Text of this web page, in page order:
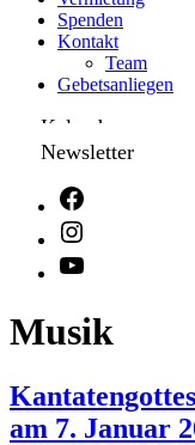
Spenden
Kontakt
Team
Gebetsanliegen
Kalender
Newsletter
Musik
am 7. Januar